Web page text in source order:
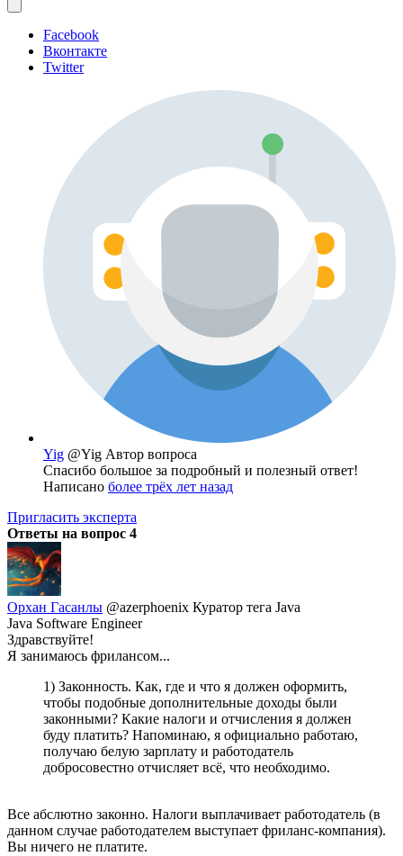
Facebook
Вконтакте
Twitter
Yig @Yig Автор вопроса
Спасибо большое за подробный и полезный ответ!
Написано более трёх лет назад
Пригласить эксперта
Ответы на вопрос 4
Орхан Гасанлы @azerphoenix Куратор тега Java
Java Software Engineer
Здравствуйте!
Я занимаюсь фрилансом...
1) Законность. Как, где и что я должен оформить,
чтобы подобные дополнительные доходы были
законными? Какие налоги и отчисления я должен
буду платить? Напоминаю, я официально работаю,
получаю белую зарплату и работодатель
добросовестно отчисляет всё, что необходимо.
Все абслютно законно. Налоги выплачивает работодатель (в
данном случае работодателем выступает фриланс-компания).
Вы ничего не платите.